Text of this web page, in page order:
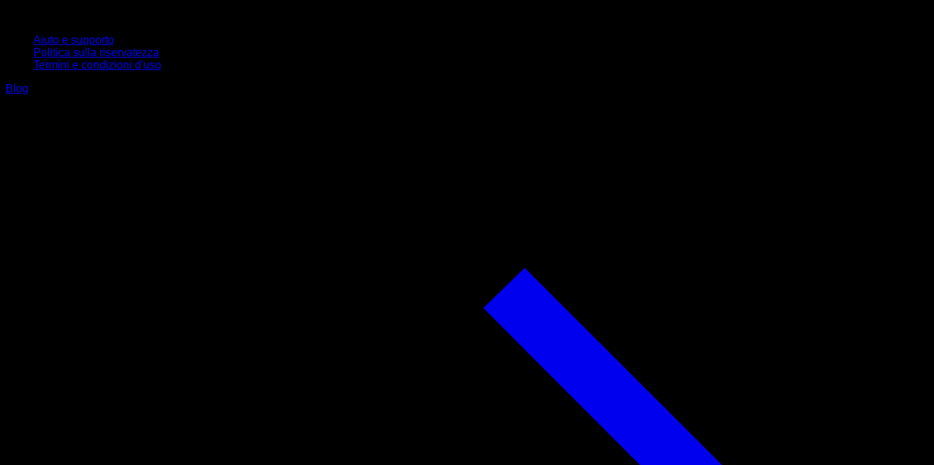
Aiuto e supporto
Politica sulla riservatezza
Termini e condizioni d'uso
Blog